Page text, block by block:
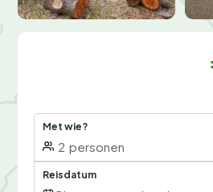
Met wie?
2 personen
Reisdatum